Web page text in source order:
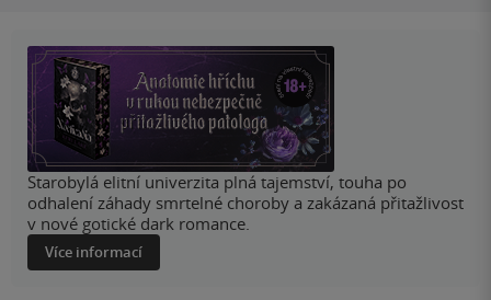
Starobylá elitní univerzita plná tajemství, touha po
odhalení záhady smrtelné choroby a zakázaná přitažlivost
v nové gotické dark romance.
Více informací